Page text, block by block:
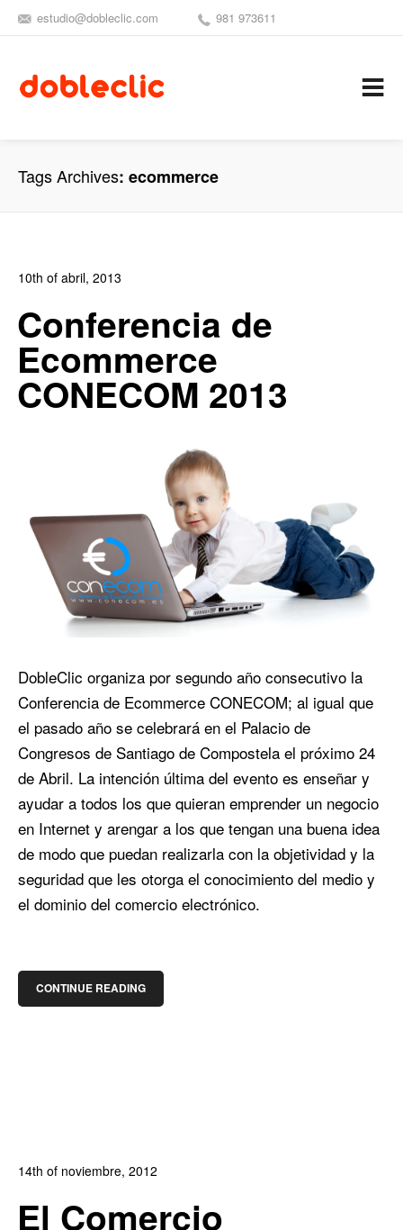
estudio@dobleclic.com 981 973611
Tags Archives ecommerce
10th of abril, 2013
Noticias
0
Conferencia de
Ecommerce
CONECOM 2013
DobleClic organiza por segundo año consecutivo la
Conferencia de Ecommerce CONECOM; al igual que
el pasado año se celebrará en el Palacio de
Congresos de Santiago de Compostela el próximo 24
de Abril. La intención última del evento es enseñar y
ayudar a todos los que quieran emprender un negocio
en Internet y arengar a los que tengan una buena idea
de modo que puedan realizarla con la objetividad y la
seguridad que les otorga el conocimiento del medio y
el dominio del comercio electrónico.
CONTINUE READING
14th of noviembre, 2012
El Comercio